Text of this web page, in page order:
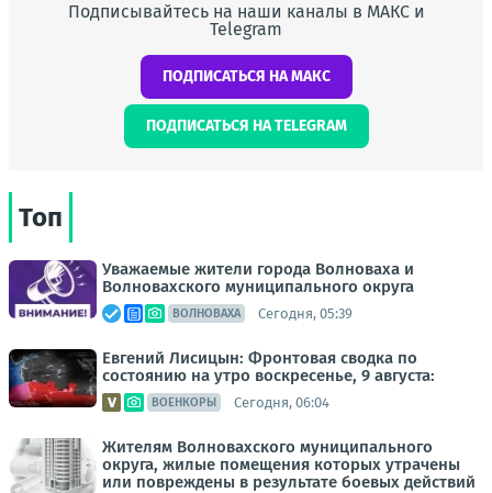
Подписывайтесь на наши каналы в МАКС и
Telegram
ПОДПИСАТЬСЯ НА МАКС
ПОДПИСАТЬСЯ НА TELEGRAM
Топ
Уважаемые жители города Волноваха и
Волновахского муниципального округа
ВОЛНОВАХА Сегодня, 05:39
Евгений Лисицын: Фронтовая сводка по
состоянию на утро воскресенье, 9 августа:
ВОЕНКОРЫ Сегодня, 06:04
Жителям Волновахского муниципального
округа, жилые помещения которых утрачены
или повреждены в результате боевых действий